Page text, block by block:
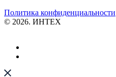
Политика конфиденциальности
© 2026. ИНТЕХ